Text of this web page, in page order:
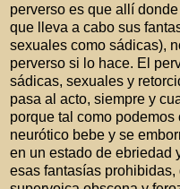
perverso es que allí
que lleva a cabo sus
sexuales como sádicas),
perverso si lo hace. El
sádicas, sexuales y
pasa al acto, siempre y
porque tal como podemos
neurótico bebe y se
en un estado de ebriedad
esas fantasías